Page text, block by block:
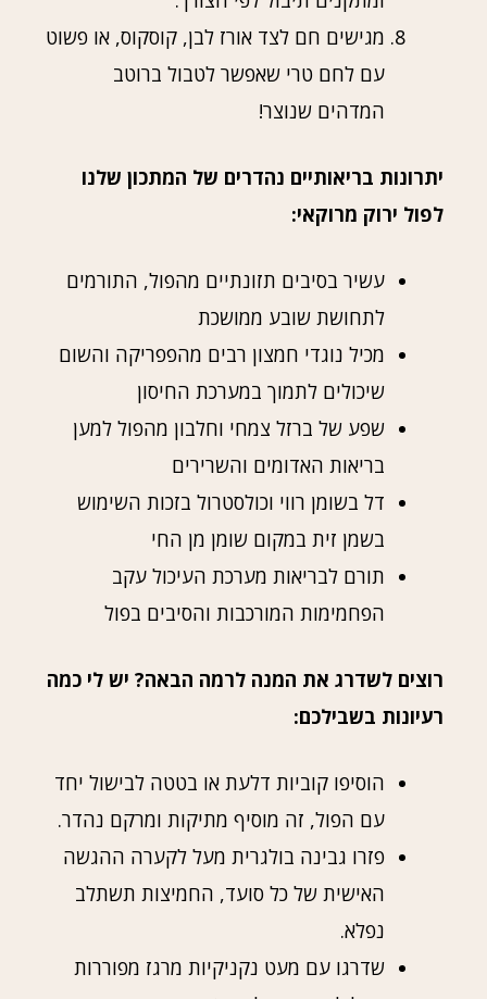
מגישים חם לצד אורז לבן, קוסקוס, או פשוט
עם לחם טרי שאפשר לטבול ברוטב
המדהים שנוצר!
יתרונות בריאותיים נהדרים של המתכון שלנו
לפול ירוק מרוקאי:
עשיר בסיבים תזונתיים מהפול, התורמים
לתחושת שובע ממושכת
מכיל נוגדי חמצון רבים מהפפריקה והשום
שיכולים לתמוך במערכת החיסון
שפע של ברזל צמחי וחלבון מהפול למען
בריאות האדומים והשרירים
דל בשומן רווי וכולסטרול בזכות השימוש
בשמן זית במקום שומן מן החי
תורם לבריאות מערכת העיכול עקב
הפחמימות המורכבות והסיבים בפול
רוצים לשדרג את המנה לרמה הבאה? יש לי כמה
רעיונות בשבילכם:
הוסיפו קוביות דלעת או בטטה לבישול יחד
עם הפול, זה מוסיף מתיקות ומרקם נהדר.
פזרו גבינה בולגרית מעל לקערה ההגשה
האישית של כל סועד, החמיצות תשתלב
נפלא.
שדרגו עם מעט נקניקיות מרגז מפוררות